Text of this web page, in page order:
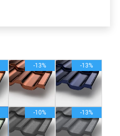
-13% -13%
-10% -13%